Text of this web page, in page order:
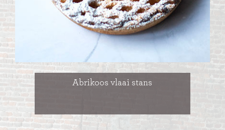
Abrikoos vlaai stans